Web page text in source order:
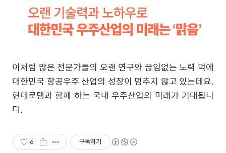
이처럼 많은 전문가들의 오랜 연구와 끊임없는 노력 덕에
대한민국 항공우주 산업의 성장이 멈추지 않고 있는데요.
현대로템과 함께 하는 국내 우주산업의 미래가 기대됩니
다.
6 구독하기